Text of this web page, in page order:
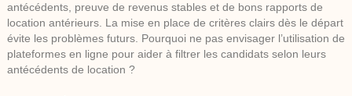
antécédents, preuve de revenus stables et de bons rapports de
location antérieurs. La mise en place de critères clairs dès le départ
évite les problèmes futurs. Pourquoi ne pas envisager l’utilisation de
plateformes en ligne pour aider à filtrer les candidats selon leurs
antécédents de location ?